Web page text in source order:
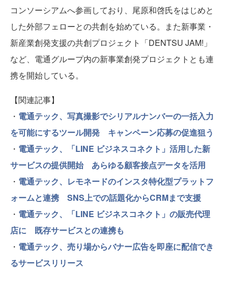
コンソーシアムへ参画しており、尾原和啓氏をはじめと
した外部フェローとの共創を始めている。また新事業・
新産業創発支援の共創プロジェクト「DENTSU JAM!」
など、電通グループ内の新事業創発プロジェクトとも連
携を開始している。
【関連記事】
・ 電通テック、写真撮影でシリアルナンバーの一括入力
を可能にするツール開発 キャンペーン応募の促進狙う
・ 電通テック、「LINE ビジネスコネクト」活用した新
サービスの提供開始 あらゆる顧客接点データを活用
・ 電通テック、レモネードのインスタ特化型プラットフ
ォームと連携 SNS上での話題化からCRMまで支援
・ 電通テック、「LINE ビジネスコネクト」の販売代理
店に 既存サービスとの連携も
・ 電通テック、売り場からバナー広告を即座に配信でき
るサービスリリース